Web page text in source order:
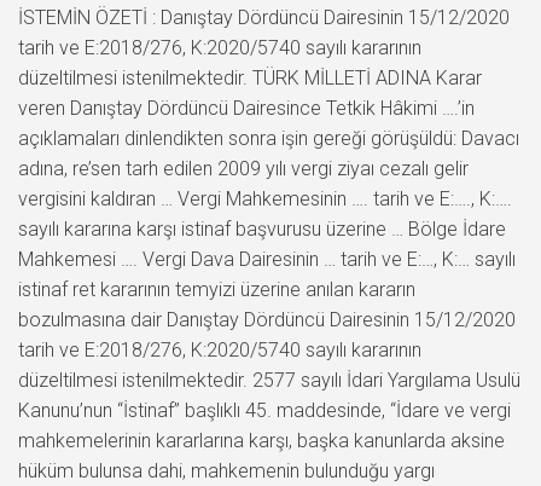
İSTEMİN ÖZETİ : Danıştay Dördüncü Dairesinin 15/12/2020
tarih ve E:2018/276, K:2020/5740 sayılı kararının
düzeltilmesi istenilmektedir. TÜRK MİLLETİ ADINA Karar
veren Danıştay Dördüncü Dairesince Tetkik Hâkimi ….’in
açıklamaları dinlendikten sonra işin gereği görüşüldü: Davacı
adına, re’sen tarh edilen 2009 yılı vergi ziyaı cezalı gelir
vergisini kaldıran … Vergi Mahkemesinin …. tarih ve E:…., K:….
sayılı kararına karşı istinaf başvurusu üzerine … Bölge İdare
Mahkemesi …. Vergi Dava Dairesinin … tarih ve E:…, K:… sayılı
istinaf ret kararının temyizi üzerine anılan kararın
bozulmasına dair Danıştay Dördüncü Dairesinin 15/12/2020
tarih ve E:2018/276, K:2020/5740 sayılı kararının
düzeltilmesi istenilmektedir. 2577 sayılı İdari Yargılama Usulü
Kanunu’nun “İstinaf” başlıklı 45. maddesinde, “İdare ve vergi
mahkemelerinin kararlarına karşı, başka kanunlarda aksine
hüküm bulunsa dahi, mahkemenin bulunduğu yargı